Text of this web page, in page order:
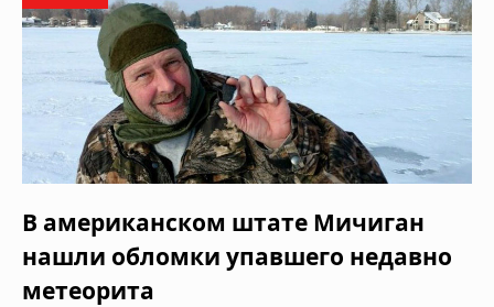
В американском штате Мичиган
нашли обломки упавшего недавно
метеорита